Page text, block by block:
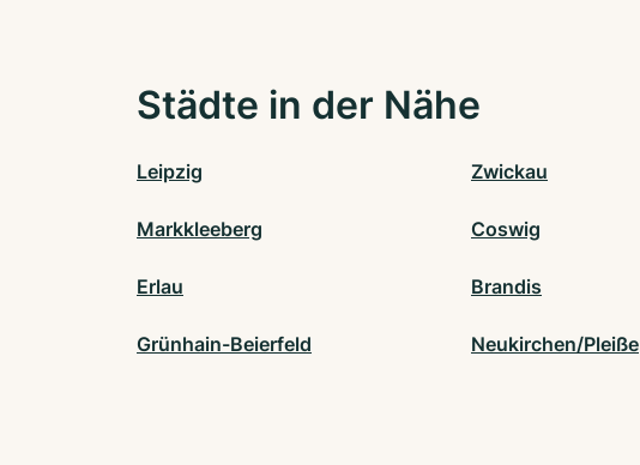
Städte in der Nähe
Leipzig Zwickau
Markkleeberg Coswig
Erlau Brandis
Grünhain-Beierfeld Neukirchen/Pleiße